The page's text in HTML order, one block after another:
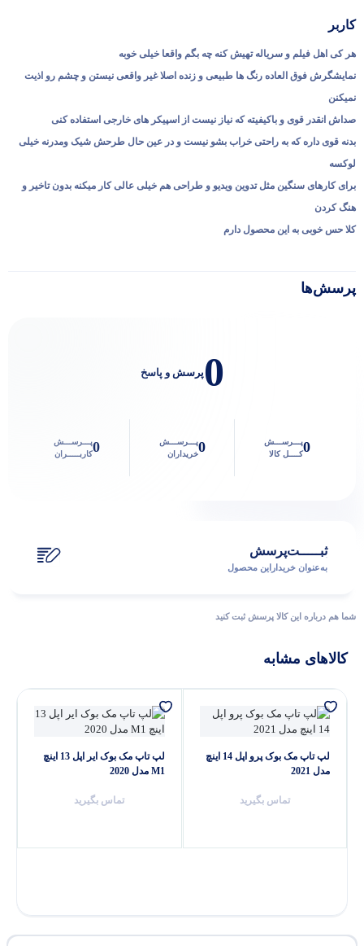
کاربر
هر کی اهل فیلم و سریاله تهیش کنه چه بگم واقعا خیلی خوبه
نمایشگرش فوق العاده رنگ ها طبیعی و زنده اصلا غیر واقعی نیستن و چشم رو اذیت
نمیکنن
صداش انقدر قوی و باکیفیته که نیاز نیست از اسپیکر های خارجی استفاده کنی
بدنه قوی داره که به راحتی خراب بشو نیست و در عین حال طرحش شیک ومدرنه خیلی
لوکسه
برای کارهای سنگین مثل تدوین ویدیو و طراحی هم خیلی عالی کار میکنه بدون تاخیر و
هنگ کردن
کلا حس خوبی به این محصول دارم
پرسش‌ها
0پرسش و پاسخ
0پـــرســـش
کــــل کالا
0پـــرســـش
خریداران
0پـــرســـش
کاربـــــران
ثبـــــت‌پرسش
به‌عنوان ‌خریدار‌این‌ محصول
شما هم درباره این کالا پرسش ثبت کنید
کالاهای مشابه
لپ تاپ مک بوک پرو اپل 14 اینچ
مدل 2021
تماس بگیرید
لپ تاپ مک بوک ایر اپل 13 اینچ
M1 مدل 2020
تماس بگیرید